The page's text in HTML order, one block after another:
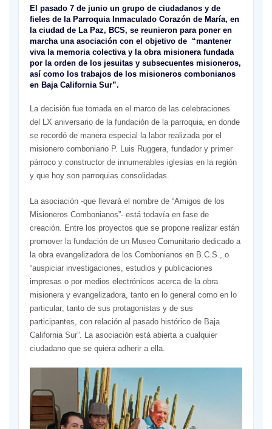
El pasado 7 de junio un grupo de ciudadanos y de
fieles de la Parroquia Inmaculado Corazón de María, en
la ciudad de La Paz, BCS, se reunieron para poner en
marcha una asociación con el objetivo de “mantener
viva la memoria colectiva y la obra misionera fundada
por la orden de los jesuitas y subsecuentes misioneros,
así como los trabajos de los misioneros combonianos
en Baja California Sur”.
La decisión fue tomada en el marco de las celebraciones
del LX aniversario de la fundación de la parroquia, en donde
se recordó de manera especial la labor realizada por el
misionero comboniano P. Luis Ruggera, fundador y primer
párroco y constructor de innumerables iglesias en la región
y que hoy son parroquias consolidadas.
La asociación -que llevará el nombre de “Amigos de los
Misioneros Combonianos”- está todavía en fase de
creación. Entre los proyectos que se propone realizar están
promover la fundación de un Museo Comunitario dedicado a
la obra evangelizadora de los Combonianos en B.C.S., o
“auspiciar investigaciones, estudios y publicaciones
impresas o por medios electrónicos acerca de la obra
misionera y evangelizadora, tanto en lo general como en lo
particular; tanto de sus protagonistas y de sus
participantes, con relación al pasado histórico de Baja
California Sur”. La asociación está abierta a cualquier
ciudadano que se quiera adherir a ella.